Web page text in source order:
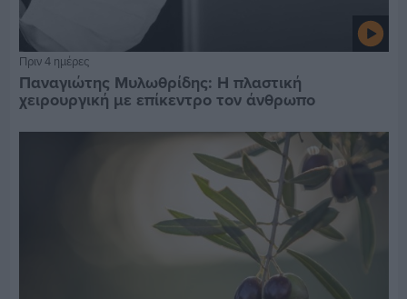
Πριν 4 ημέρες
Παναγιώτης Μυλωθρίδης: Η πλαστική
χειρουργική με επίκεντρο τον άνθρωπο